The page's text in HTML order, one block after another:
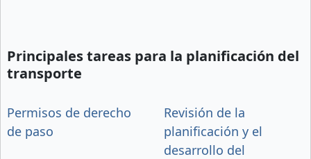
Principales tareas para la planificación del
transporte
Permisos de derecho
de paso
Revisión de la
planificación y el
desarrollo del